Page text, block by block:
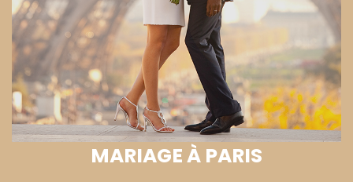
MARIAGE À PARIS